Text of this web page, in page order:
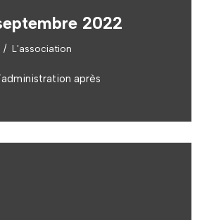
2022
L'association
après